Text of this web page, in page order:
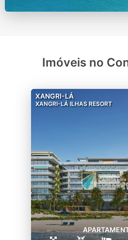
Imóveis no
XANGRI-LÁ
XANGRI-LÁ ILHAS RESORT